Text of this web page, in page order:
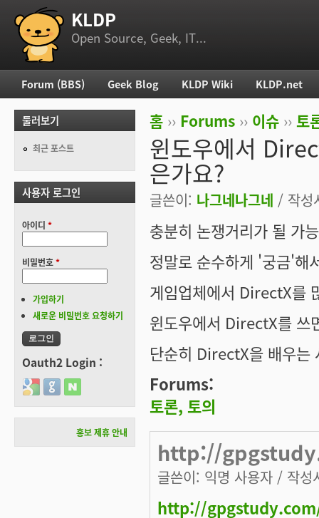
부 메뉴 KLDP
Open Source, Geek, IT...
현재 위치
홈 ›› Forums ›› 이슈 ›› 토
윈도우에서
은가요?
글쓴이: 나그네나그네 / 작성
충분히 논쟁거리가 될 가
정말로 순수하게 '궁금'해
게임업체에서 DirectX를
윈도우에서 DirectX를 쓰
단순히 DirectX을 배우는
Forums:
토론, 토의
http://
글쓴이: 익명 사용자 / 작성
http://
주 메뉴
Forum (BBS) Geek Blog KLDP Wiki KLDP.net
둘러보기
최근 포스트
사용자 로그인
아이디 *
비밀번호*
가입하기
새로운 비밀번호 요청하기
Oauth2 Login :
Login with Google
Login with GitHub
Login with Naver
홍보 제휴 안내